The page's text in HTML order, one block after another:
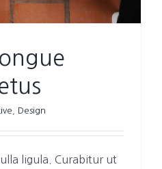
Design
ligula. Curabitur ut